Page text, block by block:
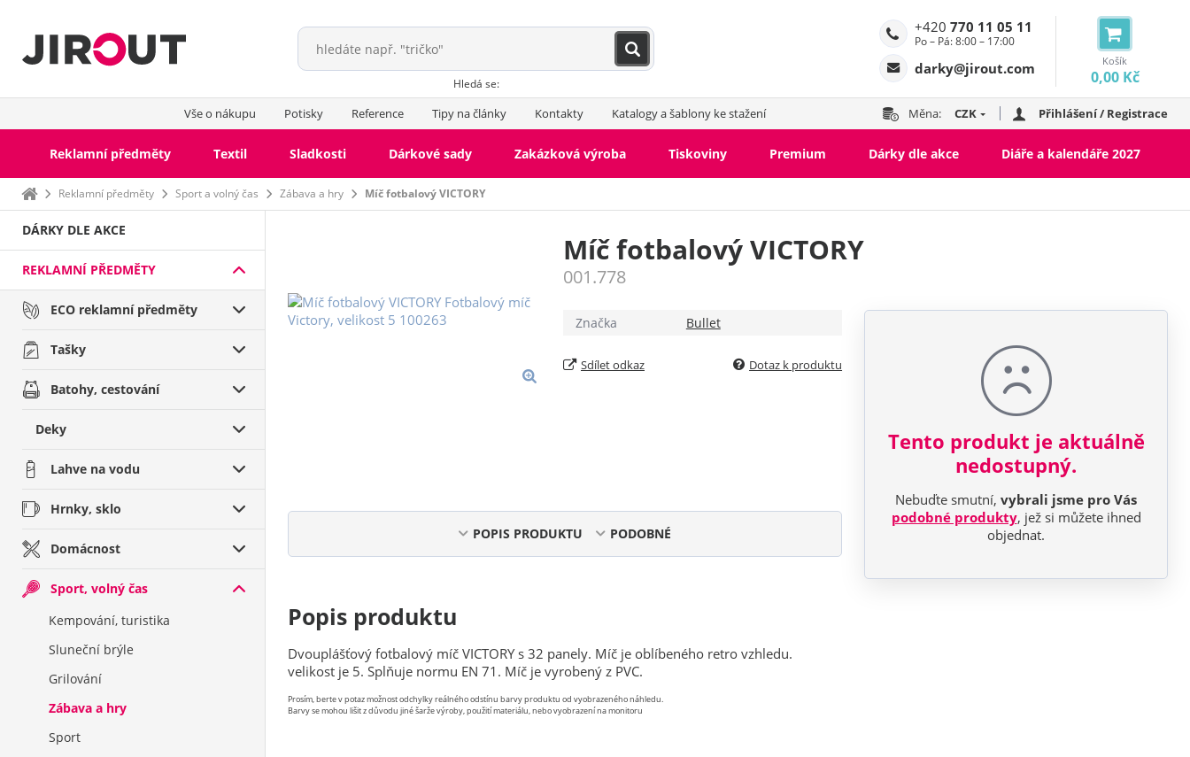
Košík
0,00 Kč
+420 770 11 05 11
Po – Pá: 8:00 – 17:00
darky@jirout.com
Hledá se:
Vše o nákupu Potisky Reference Tipy na články Kontakty Katalogy a šablony ke stažení Měna: CZK Přihlášení / Registrace
Reklamní předměty Textil Sladkosti Dárkové sady Zakázková výroba Tiskoviny Premium Dárky dle akce Diáře a kalendáře 2027
Domů Reklamní předměty Sport a volný čas Zábava a hry Míč fotbalový VICTORY
DÁRKY DLE AKCE
REKLAMNÍ PŘEDMĚTY
ECO reklamní předměty
Tašky
Batohy, cestování
Deky
Lahve na vodu
Hrnky, sklo
Domácnost
Sport, volný čas
Kempování, turistika
Sluneční brýle
Grilování
Zábava a hry
Sport
Míč fotbalový VICTORY
001.778
Tento produkt je aktuálně
nedostupný.
Nebuďte smutní,vybrali jsme pro Vás
podobné produkty, jež si můžete ihned
objednat.
Značka Bullet
Sdílet odkaz Dotaz k produktu
POPIS PRODUKTU PODOBNÉ
Popis produktu
Dvouplášťový fotbalový míč VICTORY s 32 panely. Míč je oblíbeného retro vzhledu.
velikost je 5. Splňuje normu EN 71. Míč je vyrobený z PVC.
Prosím, berte v potaz možnost odchylky reálného odstínu barvy produktu od vyobrazeného náhledu.
Barvy se mohou lišit z důvodu jiné šarže výroby, použití materiálu, nebo vyobrazení na monitoru